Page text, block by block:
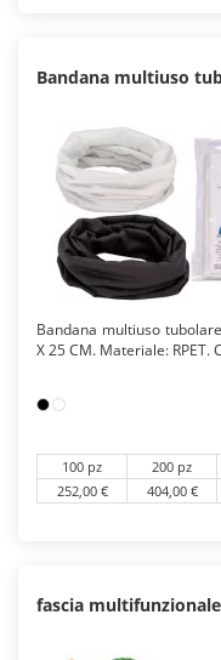
Bandana multiuso
Bandana multiuso
X 25 CM. Materiale: RPET.
100 pz 200 pz
252,00 €
404,00 €
fascia